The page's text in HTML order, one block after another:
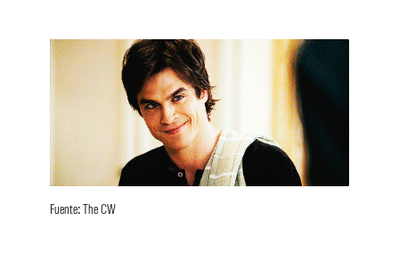
Fuente: The CW